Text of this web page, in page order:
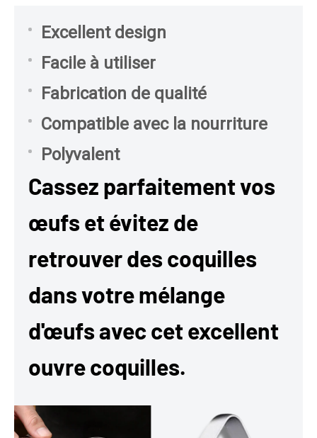
Excellent design
Facile à utiliser
Fabrication de qualité
Compatible avec la nourriture
Polyvalent
Cassez parfaitement vos
œufs et évitez de
retrouver des coquilles
dans votre mélange
d'œufs avec cet excellent
ouvre coquilles.